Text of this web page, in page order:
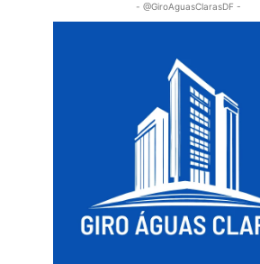
- @GiroAguasClarasDF -